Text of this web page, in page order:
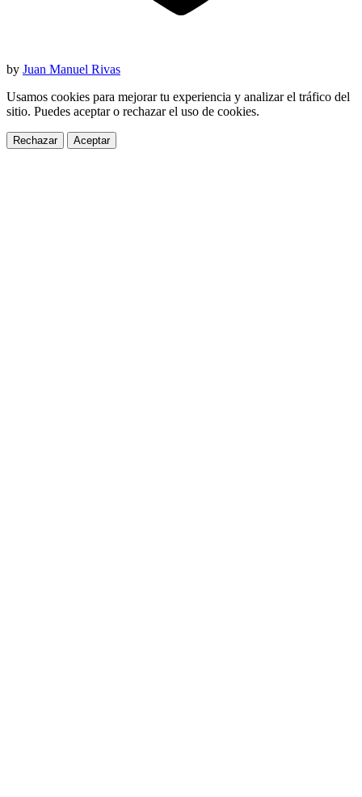
by Juan Manuel Rivas
Usamos cookies para mejorar tu experiencia y analizar el tráfico del
sitio. Puedes aceptar o rechazar el uso de cookies.
Rechazar Aceptar